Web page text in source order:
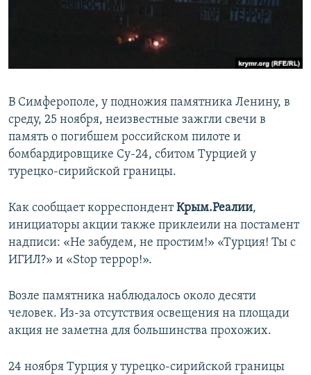
ПОБЕДИТЕЛЕЙ НЕ СУДЯТ?
КРЫМ.НЕПОКОРЕННЫЙ
ПРИСОЕДИНЯЙТЕСЬ!
Все сайты RFE/RL
В Симферополе, у подножия памятника Ленину, в
среду, 25 ноября, неизвестные зажгли свечи в
память о погибшем российском пилоте и
бомбардировщике Су-24, сбитом Турцией у
турецко-сирийской границы.
Как сообщает корреспондентКрым.Реалии,
инициаторы акции также приклеили на постамент
надписи: «Не забудем, не простим!» «Турция! Ты с
ИГИЛ?» и «Stop террор!».
Возле памятника наблюдалось около десяти
человек. Из-за отсутствия освещения на площади
акция не заметна для большинства прохожих.
24 ноября Турция у турецко-сирийской границы